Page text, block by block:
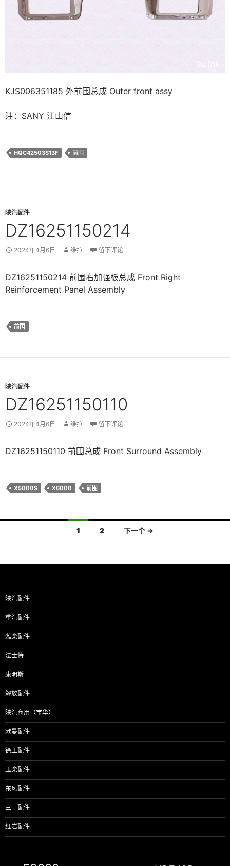
KJS006351185 外前围总成 Outer front assy
注：SANY 江山信
HQC42503S13F 前围
陕汽配件
DZ16251150214
2024年4月6日 维拉 留下评论
DZ16251150214 前围右加强板总成 Front Right
Reinforcement Panel Assembly
前围
陕汽配件
DZ16251150110
2024年4月6日 维拉 留下评论
DZ16251150110 前围总成 Front Surround Assembly
X5000S X6000 前围
导
1 2 下一个 →
陕汽配件
重汽配件
潍柴配件
法士特
康明斯
解放配件
陕汽商用（宝华）
欧曼配件
徐工配件
玉柴配件
东风配件
三一配件
红岩配件